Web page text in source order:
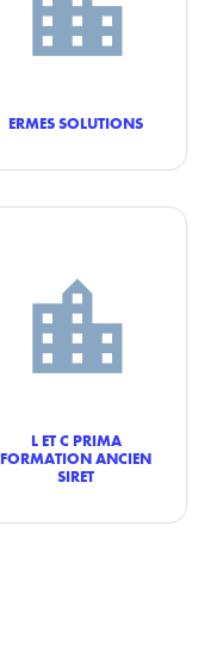
ERMES SOLUTIONS
L ET C PRIMA
FORMATION ANCIEN
SIRET